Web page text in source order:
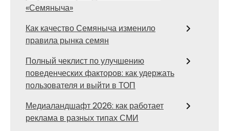
«Семяныча»
Как качество Семяныча изменило
правила рынка семян
Полный чеклист по улучшению
поведенческих факторов: как удержать
пользователя и выйти в ТОП
Медиаландшафт 2026: как работает
реклама в разных типах СМИ